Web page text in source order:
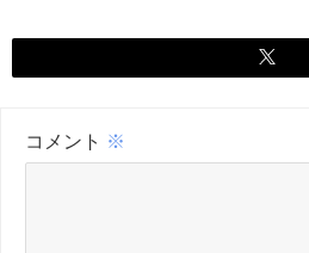
コメント ※